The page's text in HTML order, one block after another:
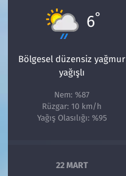
6°
Bölgesel düzensiz yağmur
yağışlı
Nem: %87
Rüzgar: 10 km/h
Yağış Olasılığı: %95
22 MART